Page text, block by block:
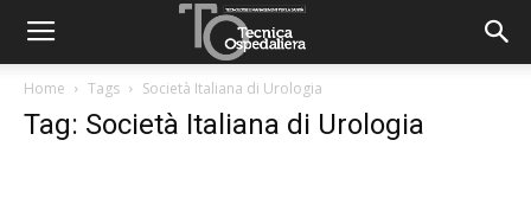
Home Tags Società Italiana di Urologia
Tag: Società Italiana di Urologia